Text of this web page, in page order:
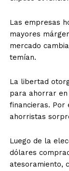
Las empresas
mayores
mercado
temían.
La libertad
para ahorrar en
financieras. Por
ahorristas
Luego de la
dólares
atesoramiento,